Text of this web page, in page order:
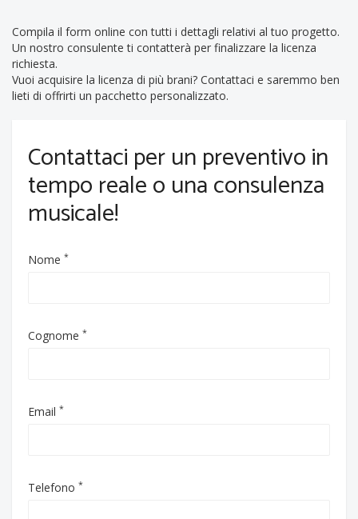
Compila il form online con tutti i dettagli relativi al tuo progetto.
Un nostro consulente ti contatterà per finalizzare la licenza
richiesta.
Vuoi acquisire la licenza di più brani? Contattaci e saremmo ben
lieti di offrirti un pacchetto personalizzato.
Contattaci per un preventivo in
tempo reale o una consulenza
musicale!
Nome *
Cognome *
Email *
Telefono *